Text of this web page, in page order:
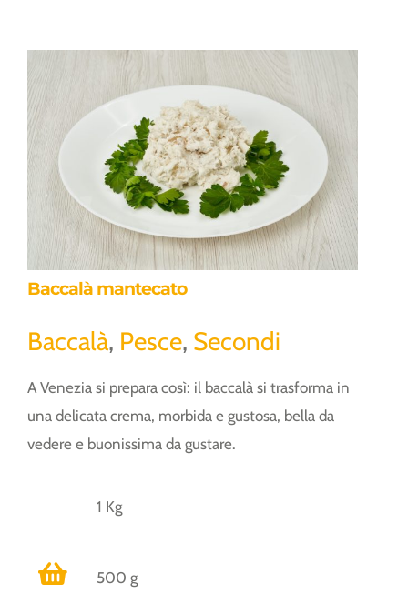
Baccalà mantecato
Baccalà, Pesce, Secondi
A Venezia si prepara così: il baccalà si trasforma in
una delicata crema, morbida e gustosa, bella da
vedere e buonissima da gustare.
1 Kg
500 g